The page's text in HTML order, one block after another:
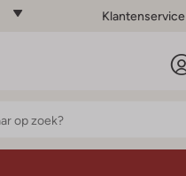
Klantenservice